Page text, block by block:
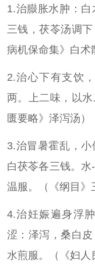
1.治臌胀水肿：
三钱，茯苓汤调
病机保命集》白术
2.治心下有支饮
两。上二味，以
匮要略》泽泻汤）
3.治冒暑霍乱，小
白茯苓各三钱。水
温服。（《纲目》
4.治妊娠遍身浮
涩：泽泻，桑白
水煎服。（《妇人